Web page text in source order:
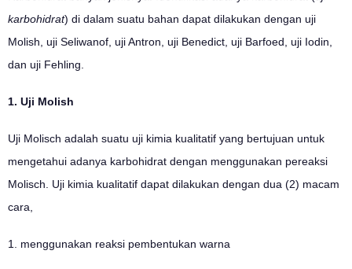
karbohidrat) di dalam suatu bahan dapat dilakukan dengan uji
Molish, uji Seliwanof, uji Antron, uji Benedict, uji Barfoed, uji Iodin,
dan uji Fehling.
1. Uji Molish
Uji Molisch adalah suatu uji kimia kualitatif yang bertujuan untuk
mengetahui adanya karbohidrat dengan menggunakan pereaksi
Molisch. Uji kimia kualitatif dapat dilakukan dengan dua (2) macam
cara,
1. menggunakan reaksi pembentukan warna